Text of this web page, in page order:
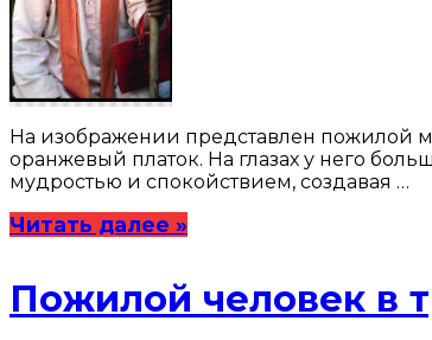
На изображении представлен пожилой
оранжевый платок. На глазах у него
мудростью и спокойствием, создавая …
Читать далее »
Пожилой человек в